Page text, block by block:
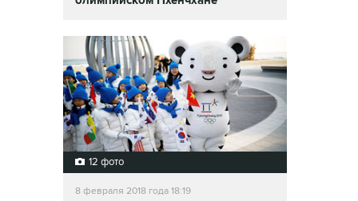
12 фото
8 февраля 2018 года 18:19